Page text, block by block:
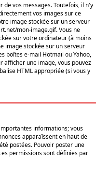
vos messages. Toutefois, il n'y
vos images sur ce
image stockée sur un serveur
mon-image.gif. Vous ne
sur votre ordinateur (à moins
image stockée sur un serveur
boîtes e-mail Hotmail ou Yahoo,
afficher une image, vous pouvez
HTML appropriée (si vous y
informations; vous
apparaîssent en haut de
postées. Pouvoir poster une
permissions sont définies par